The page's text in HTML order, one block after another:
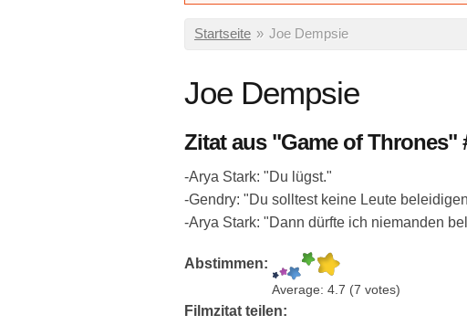
Sie sind hier
Startseite » Joe Dempsie
Joe Dempsie
Zitat aus "Game of Thrones"
-Arya Stark: "Du lügst."
-Gendry: "Du solltest keine Leute
-Arya Stark: "Dann dürfte ich niemanden
Abstimmen:
Average: 4.7 (7 votes)
Filmzitat teilen: